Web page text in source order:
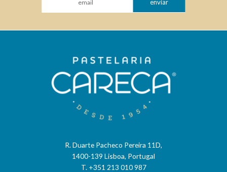
enviar
R. Duarte Pacheco Pereira 11D,
1400-139 Lisboa, Portugal
T. +351 213 010 987